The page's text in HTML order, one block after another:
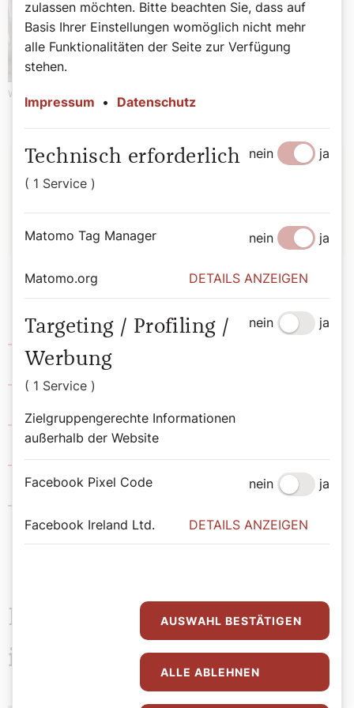
Werbung
Autor:
St. Elisabeth-Stiftung
Institut für Ehe und Familie
YoungMom
Das könnte Sie auch
interessieren
zulassen möchten. Bitte beachten Sie, dass auf
Basis Ihrer Einstellungen womöglich nicht mehr
alle Funktionalitäten der Seite zur Verfügung
stehen.
Impressum • Datenschutz
Technisch erforderlich
( 1 Service )
nein ja
Matomo Tag Manager nein ja
Matomo.org DETAILS ANZEIGEN
Targeting / Profiling /
Werbung
( 1 Service )
Zielgruppengerechte Informationen
außerhalb der Website
nein ja
Facebook Pixel Code nein ja
Facebook Ireland Ltd. DETAILS ANZEIGEN
AUSWAHL BESTÄTIGEN
ALLE ABLEHNEN